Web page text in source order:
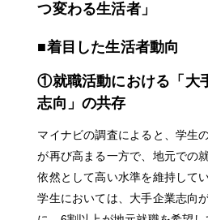
つ変わる生活者」
■着目した生活者動向
①就職活動における「大
志向」の共存
マイナビの調査によると、学生
が再び高まる一方で、地元での
依然として高い水準を維持して
学生においては、大手企業志向